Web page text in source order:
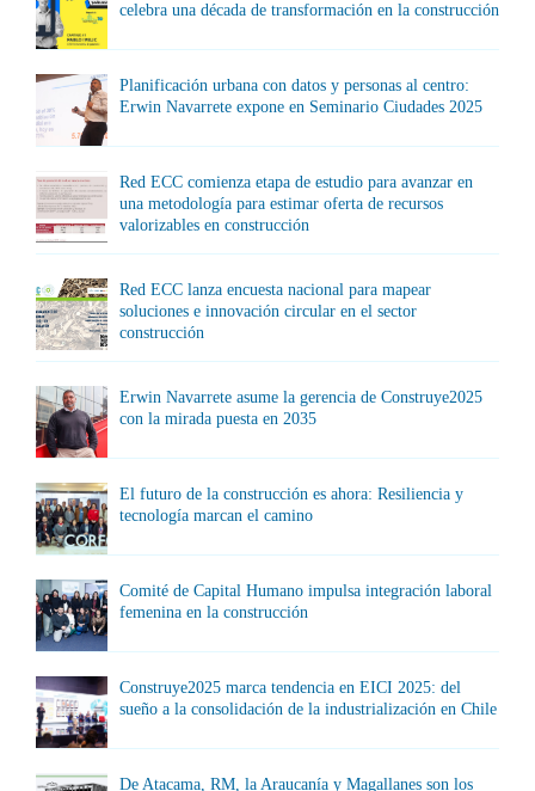
celebra una década de transformación en la construcción
Planificación urbana con datos y personas al centro:
Erwin Navarrete expone en Seminario Ciudades 2025
Red ECC comienza etapa de estudio para avanzar en
una metodología para estimar oferta de recursos
valorizables en construcción
Red ECC lanza encuesta nacional para mapear
soluciones e innovación circular en el sector
construcción
Erwin Navarrete asume la gerencia de Construye2025
con la mirada puesta en 2035
El futuro de la construcción es ahora: Resiliencia y
tecnología marcan el camino
Comité de Capital Humano impulsa integración laboral
femenina en la construcción
Construye2025 marca tendencia en EICI 2025: del
sueño a la consolidación de la industrialización en Chile
De Atacama, RM, la Araucanía y Magallanes son los